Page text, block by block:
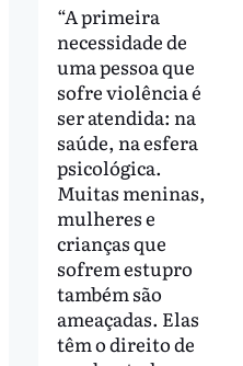
“A primeira
necessidade de
uma pessoa que
sofre violência é
ser atendida: na
saúde, na esfera
psicológica.
Muitas meninas,
mulheres e
crianças que
sofrem estupro
também são
ameaçadas. Elas
têm o direito de